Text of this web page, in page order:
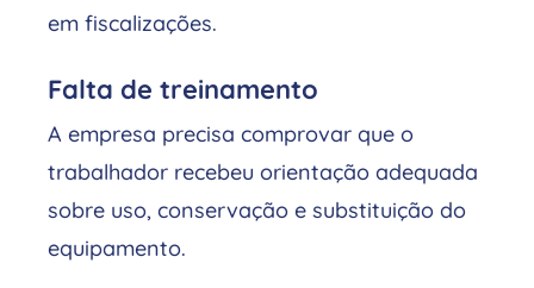
em fiscalizações.
Falta de treinamento
A empresa precisa comprovar que o
trabalhador recebeu orientação adequada
sobre uso, conservação e substituição do
equipamento.